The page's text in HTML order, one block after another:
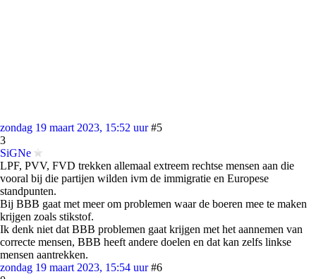
zondag 19 maart 2023, 15:52 uur #5
3
SiGNe
LPF, PVV, FVD trekken allemaal extreem rechtse mensen aan die
vooral bij die partijen wilden ivm de immigratie en Europese
standpunten.
Bij BBB gaat met meer om problemen waar de boeren mee te maken
krijgen zoals stikstof.
Ik denk niet dat BBB problemen gaat krijgen met het aannemen van
correcte mensen, BBB heeft andere doelen en dat kan zelfs linkse
mensen aantrekken.
zondag 19 maart 2023, 15:54 uur #6